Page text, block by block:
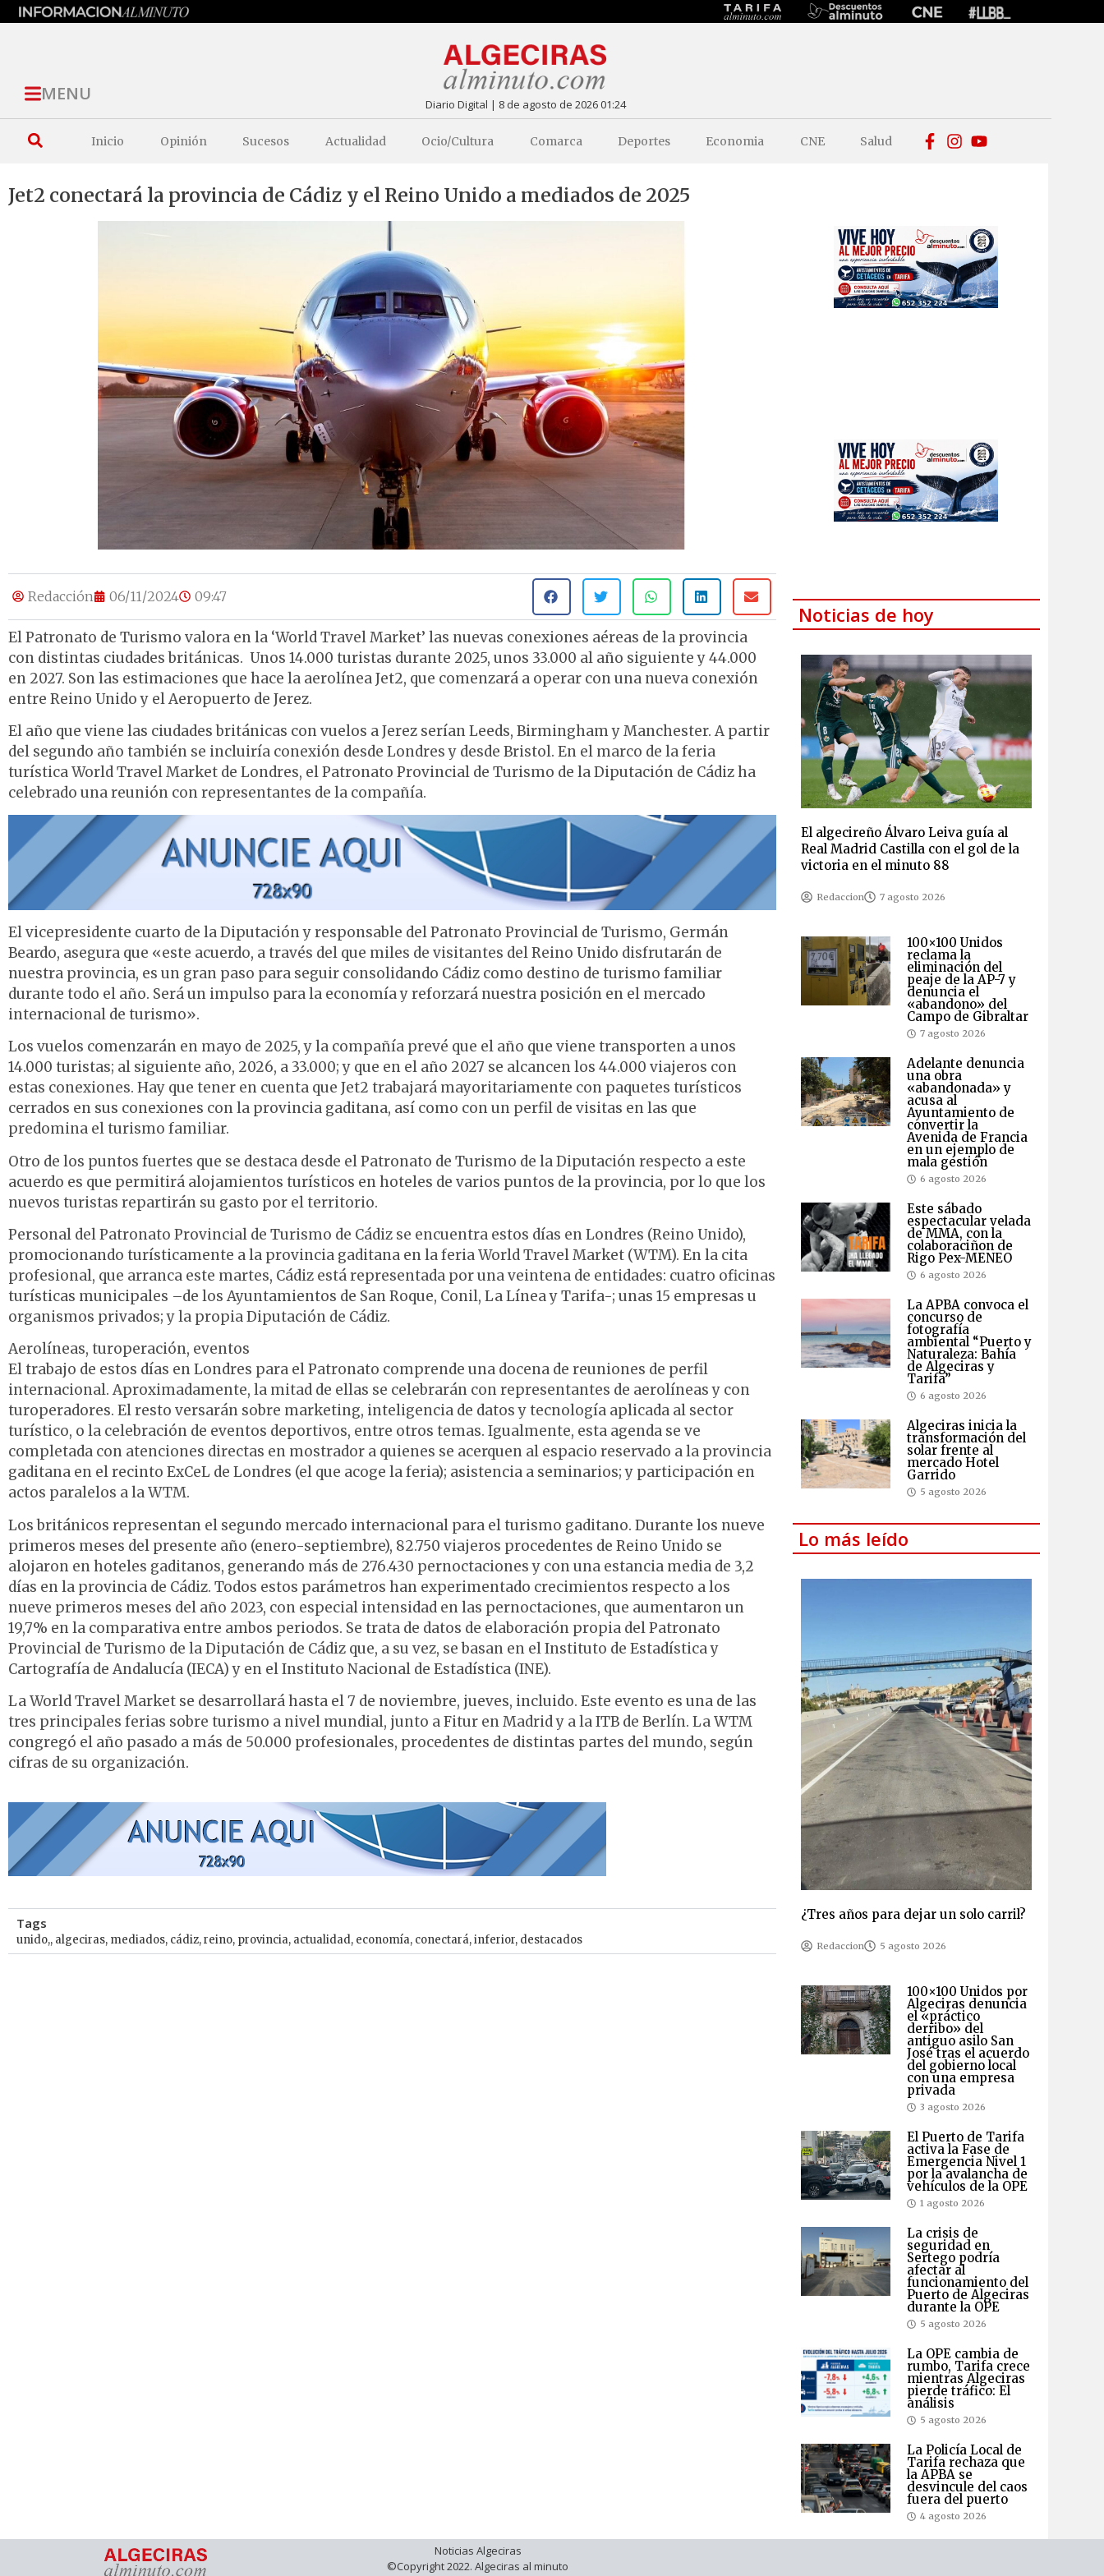
MENU Diario Digital | 8 de agosto de 2026 01:24
Inicio Opinión Sucesos Actualidad Ocio/Cultura Comarca Deportes Economia CNE Salud
Jet2 conectará la provincia de Cádiz y el Reino Unido a mediados de 2025
Redacción 06/11/2024 09:47
El Patronato de Turismo valora en la ‘World Travel Market’ las nuevas conexiones aéreas de la provincia
con distintas ciudades británicas. Unos 14.000 turistas durante 2025, unos 33.000 al año siguiente y 44.000
en 2027. Son las estimaciones que hace la aerolínea Jet2, que comenzará a operar con una nueva conexión
entre Reino Unido y el Aeropuerto de Jerez.
El año que viene las ciudades británicas con vuelos a Jerez serían Leeds, Birmingham y Manchester. A partir
del segundo año también se incluiría conexión desde Londres y desde Bristol. En el marco de la feria
turística World Travel Market de Londres, el Patronato Provincial de Turismo de la Diputación de Cádiz ha
celebrado una reunión con representantes de la compañía.
El vicepresidente cuarto de la Diputación y responsable del Patronato Provincial de Turismo, Germán
Beardo, asegura que «este acuerdo, a través del que miles de visitantes del Reino Unido disfrutarán de
nuestra provincia, es un gran paso para seguir consolidando Cádiz como destino de turismo familiar
durante todo el año. Será un impulso para la economía y reforzará nuestra posición en el mercado
internacional de turismo».
Los vuelos comenzarán en mayo de 2025, y la compañía prevé que el año que viene transporten a unos
14.000 turistas; al siguiente año, 2026, a 33.000; y que en el año 2027 se alcancen los 44.000 viajeros con
estas conexiones. Hay que tener en cuenta que Jet2 trabajará mayoritariamente con paquetes turísticos
cerrados en sus conexiones con la provincia gaditana, así como con un perfil de visitas en las que
predomina el turismo familiar.
Otro de los puntos fuertes que se destaca desde el Patronato de Turismo de la Diputación respecto a este
acuerdo es que permitirá alojamientos turísticos en hoteles de varios puntos de la provincia, por lo que los
nuevos turistas repartirán su gasto por el territorio.
Personal del Patronato Provincial de Turismo de Cádiz se encuentra estos días en Londres (Reino Unido),
promocionando turísticamente a la provincia gaditana en la feria World Travel Market (WTM). En la cita
profesional, que arranca este martes, Cádiz está representada por una veintena de entidades: cuatro oficinas
turísticas municipales –de los Ayuntamientos de San Roque, Conil, La Línea y Tarifa-; unas 15 empresas u
organismos privados; y la propia Diputación de Cádiz.
Aerolíneas, turoperación, eventos
El trabajo de estos días en Londres para el Patronato comprende una docena de reuniones de perfil
internacional. Aproximadamente, la mitad de ellas se celebrarán con representantes de aerolíneas y con
turoperadores. El resto versarán sobre marketing, inteligencia de datos y tecnología aplicada al sector
turístico, o la celebración de eventos deportivos, entre otros temas. Igualmente, esta agenda se ve
completada con atenciones directas en mostrador a quienes se acerquen al espacio reservado a la provincia
gaditana en el recinto ExCeL de Londres (el que acoge la feria); asistencia a seminarios; y participación en
actos paralelos a la WTM.
Los británicos representan el segundo mercado internacional para el turismo gaditano. Durante los nueve
primeros meses del presente año (enero-septiembre), 82.750 viajeros procedentes de Reino Unido se
alojaron en hoteles gaditanos, generando más de 276.430 pernoctaciones y con una estancia media de 3,2
días en la provincia de Cádiz. Todos estos parámetros han experimentado crecimientos respecto a los
nueve primeros meses del año 2023, con especial intensidad en las pernoctaciones, que aumentaron un
19,7% en la comparativa entre ambos periodos. Se trata de datos de elaboración propia del Patronato
Provincial de Turismo de la Diputación de Cádiz que, a su vez, se basan en el Instituto de Estadística y
Cartografía de Andalucía (IECA) y en el Instituto Nacional de Estadística (INE).
La World Travel Market se desarrollará hasta el 7 de noviembre, jueves, incluido. Este evento es una de las
tres principales ferias sobre turismo a nivel mundial, junto a Fitur en Madrid y a la ITB de Berlín. La WTM
congregó el año pasado a más de 50.000 profesionales, procedentes de distintas partes del mundo, según
cifras de su organización.
Tags
unido,, algeciras, mediados, cádiz,reino, provincia, actualidad, economía, conectará,inferior, destacados
Noticias de hoy
El algecireño Álvaro Leiva guía al
Real Madrid Castilla con el gol de la
victoria en el minuto 88
Redaccion 7 agosto 2026
100×100 Unidos
reclama la
eliminación del
peaje de la AP-7 y
denuncia el
«abandono» del
Campo de Gibraltar
7 agosto 2026
Adelante denuncia
una obra
«abandonada» y
acusa al
Ayuntamiento de
convertir la
Avenida de Francia
en un ejemplo de
mala gestión
6 agosto 2026
Este sábado
espectacular velada
de MMA, con la
colaboraciñon de
Rigo Pex-MENEO
6 agosto 2026
La APBA convoca el
concurso de
fotografía
ambiental “Puerto y
Naturaleza: Bahía
de Algeciras y
Tarifa”
6 agosto 2026
Algeciras inicia la
transformación del
solar frente al
mercado Hotel
Garrido
5 agosto 2026
Lo más leído
¿Tres años para dejar un solo carril?
Redaccion 5 agosto 2026
100×100 Unidos por
Algeciras denuncia
el «práctico
derribo» del
antiguo asilo San
José tras el acuerdo
del gobierno local
con una empresa
privada
3 agosto 2026
El Puerto de Tarifa
activa la Fase de
Emergencia Nivel 1
por la avalancha de
vehículos de la OPE
1 agosto 2026
La crisis de
seguridad en
Sertego podría
afectar al
funcionamiento del
Puerto de Algeciras
durante la OPE
5 agosto 2026
La OPE cambia de
rumbo, Tarifa crece
mientras Algeciras
pierde tráfico: El
análisis
5 agosto 2026
La Policía Local de
Tarifa rechaza que
la APBA se
desvincule del caos
fuera del puerto
4 agosto 2026
Noticias Algeciras
©Copyright 2022. Algeciras al minuto